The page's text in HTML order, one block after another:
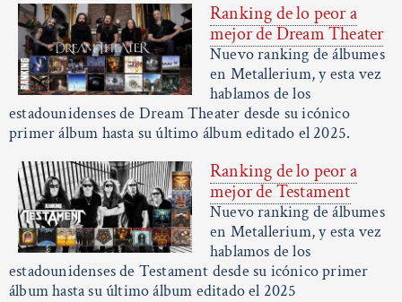
Ranking de lo peor a
mejor de Dream Theater
Nuevo ranking de álbumes
en Metallerium, y esta vez
hablamos de los
estadounidenses de Dream Theater desde su icónico
primer álbum hasta su último álbum editado el 2025.
Ranking de lo peor a
mejor de Testament
Nuevo ranking de álbumes
en Metallerium, y esta vez
hablamos de los
estadounidenses de Testament desde su icónico primer
álbum hasta su último álbum editado el 2025